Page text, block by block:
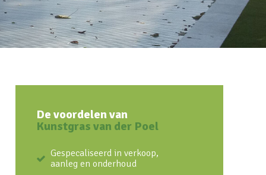
De voordelen van
Kunstgras van der Poel
Gespecaliseerd in verkoop,
aanleg en onderhoud